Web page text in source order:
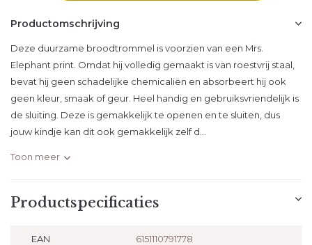
Productomschrijving
Deze duurzame broodtrommel is voorzien van een Mrs.
Elephant print. Omdat hij volledig gemaakt is van roestvrij staal,
bevat hij geen schadelijke chemicaliën en absorbeert hij ook
geen kleur, smaak of geur. Heel handig en gebruiksvriendelijk is
de sluiting. Deze is gemakkelijk te openen en te sluiten, dus
jouw kindje kan dit ook gemakkelijk zelf d...
Toon meer
Productspecificaties
EAN 6151110791778